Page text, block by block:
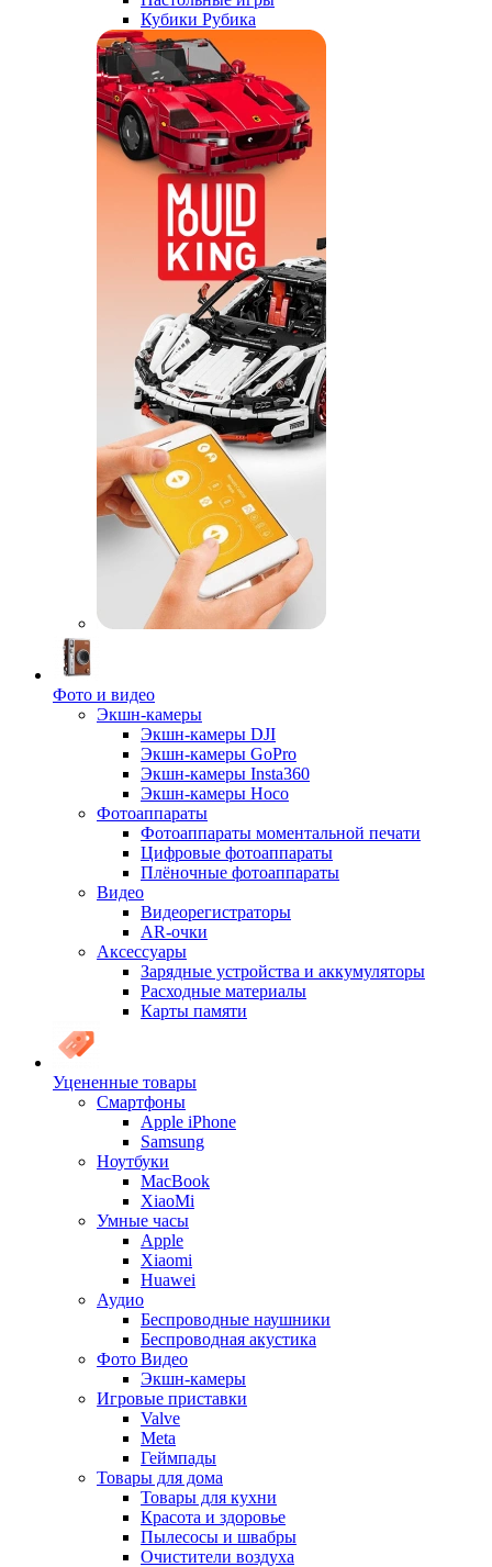
Кубики Рубика
Фото и видео
Экшн-камеры
Экшн-камеры DJI
Экшн-камеры GoPro
Экшн-камеры Insta360
Экшн-камеры Hoco
Фотоаппараты
Фотоаппараты моментальной печати
Цифровые фотоаппараты
Плёночные фотоаппараты
Видео
Видеорегистраторы
AR-очки
Аксессуары
Зарядные устройства и аккумуляторы
Расходные материалы
Карты памяти
Уцененные товары
Cмартфоны
Apple iPhone
Samsung
Ноутбуки
MacBook
XiaoMi
Умные часы
Apple
Xiaomi
Huawei
Аудио
Беспроводные наушники
Беспроводная акустика
Фото Видео
Экшн-камеры
Игровые приставки
Valve
Meta
Геймпады
Товары для дома
Товары для кухни
Красота и здоровье
Пылесосы и швабры
Очистители воздуха